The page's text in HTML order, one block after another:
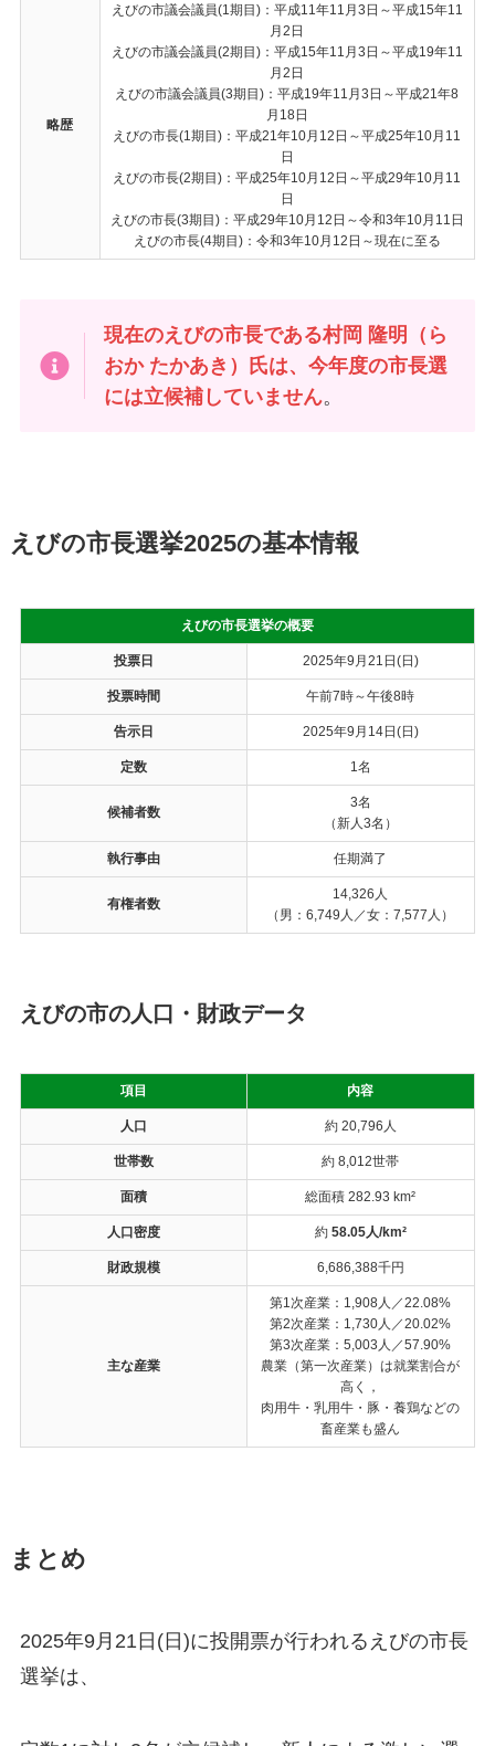
略歴
えびの市議会議員(1期目)：平成11年11月3日～平成15年11
月2日
えびの市議会議員(2期目)：平成15年11月3日～平成19年11
月2日
えびの市議会議員(3期目)：平成19年11月3日～平成21年8
月18日
えびの市長(1期目)：平成21年10月12日～平成25年10月11
日
えびの市長(2期目)：平成25年10月12日～平成29年10月11
日
えびの市長(3期目)：平成29年10月12日～令和3年10月11日
えびの市長(4期目)：令和3年10月12日～現在に至る
現在のえびの市長である村岡 隆明（ら
おか たかあき）氏は、今年度の市長選
には立候補していません。
えびの市長選挙2025の基本情報
えびの市長選挙の概要
投票日 2025年9月21日(日)
投票時間 午前7時～午後8時
告示日 2025年9月14日(日)
定数 1名
候補者数
3名
（新人3名）
執行事由 任期満了
有権者数
14,326人
（男：6,749人／女：7,577人）
えびの市の人口・財政データ
項目 内容
人口 約 20,796人
世帯数 約 8,012世帯
面積 総面積 282.93 km²
人口密度 約 58.05人/km²
財政規模 6,686,388千円
主な産業
第1次産業：1,908人／22.08%
第2次産業：1,730人／20.02%
第3次産業：5,003人／57.90%
農業（第一次産業）は就業割合が
高く，
肉用牛・乳用牛・豚・養鶏などの
畜産業も盛ん
まとめ
2025年9月21日(日)に投開票が行われるえびの市長
選挙は、